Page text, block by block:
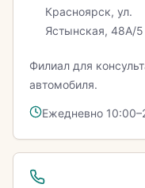
Красноярск, ул.
Ястынская, 48А/5
Филиал для
автомобиля.
Ежедневно